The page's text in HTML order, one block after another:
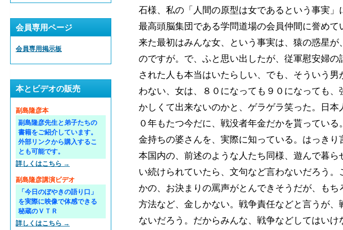
石様、私の「人間の原型は女であるという事実
最高頭脳集団である学問道場の会員仲間に誉め
来た最初はみんな女、という事実は、猿の惑星
のですが。で、ふと思い出したが、従軍慰安婦
された人も本当はいたらしい、でも、そういう
わない、女は、８０になっても９０になっても
かしくて出来ないのかと、ゲラゲラ笑った。日
０年もたつ今だに、戦没者年金だかを貰ってい
金持ちの婆さんを、実際に知っている。はっき
本国内の、前述のような人たち同様、遊んで暮
い続けられていたら、文句など言わないだろう
かの、お決まりの罵声がとんできそうだが、も
方法など、金しかない。戦争責任などと言うが
ないだろう。だからみんな、戦争などしてはいけ
会員専用ページ
会員専用掲示板
本とビデオの販売
副島隆彦本
副島隆彦先生と弟子たちの
書籍をご紹介しています。
外部リンクから購入するこ
とも可能です。
詳しくはこちら →
副島隆彦講演ビデオ
「今日のぼやきの語り口」
を実際に映像で体感できる
秘蔵のＶＴＲ
詳しくはこちら →